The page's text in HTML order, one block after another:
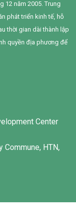
không ngừng
em đã có
tiến đầy tự hào.
12 năm 2005. Trung
phát triển kinh tế, hỗ
thời gian dài thành lập
quyền địa phương để
Center
Commune, HTN,